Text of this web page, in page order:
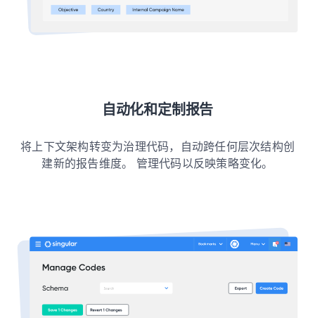
自动化和定制报告
将上下文架构转变为治理代码，自动跨任何层次结构创
建新的报告维度。 管理代码以反映策略变化。